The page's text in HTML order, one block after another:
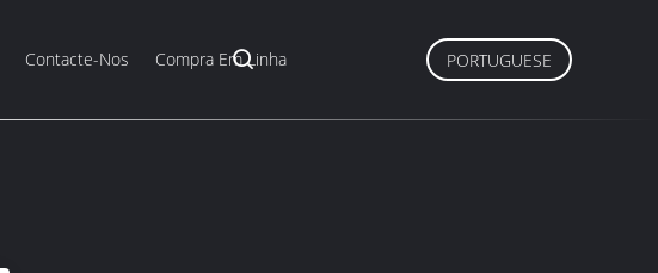
Contacte-Nos Compra Em Linha PORTUGUESE